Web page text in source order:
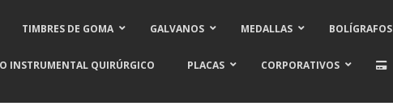
TIMBRES DE GOMA GALVANOS MEDALLAS BOLÍGRAFOS
INSTRUMENTAL QUIRÚRGICO PLACAS CORPORATIVOS